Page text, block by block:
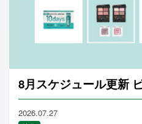
8月スケジュール更新
2026.07.27